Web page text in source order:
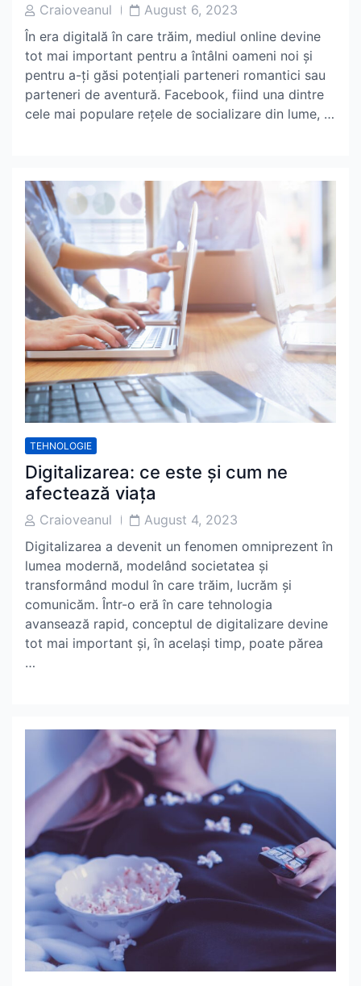
PostCraioveanul
PostAugust 6, 2023
În era digitală în care trăim, mediul online devine
tot mai important pentru a întâlni oameni noi și
pentru a-ți găsi potențiali parteneri romantici sau
parteneri de aventură. Facebook, fiind una dintre
cele mai populare rețele de socializare din lume, …
TEHNOLOGIE
Digitalizarea: ce este și cum ne
afectează viața
PostCraioveanul
PostAugust 4, 2023
Digitalizarea a devenit un fenomen omniprezent în
lumea modernă, modelând societatea și
transformând modul în care trăim, lucrăm și
comunicăm. Într-o eră în care tehnologia
avansează rapid, conceptul de digitalizare devine
tot mai important și, în același timp, poate părea
…